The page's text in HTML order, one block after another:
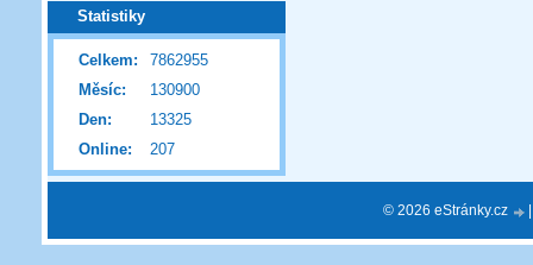
Statistiky
Online: 207
Celkem:
7862955
Měsíc:
130900
Den:
13325
© 2026 eStránky.cz